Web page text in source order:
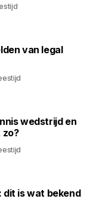
van legal
wedstrijd en
dit is wat bekend